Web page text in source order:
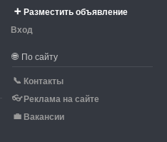
➕ Разместить объявление
Вход
🌐 По сайту
📞 Контакты
👓 Реклама на сайте
💼 Вакансии